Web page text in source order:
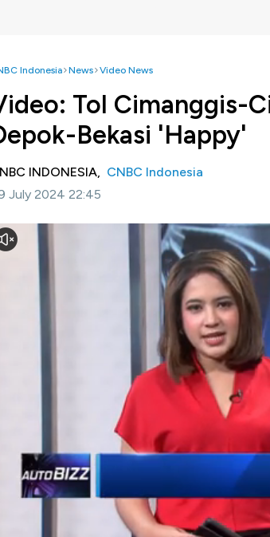
Indonesia News Video News
Tol Cimanggis-
Bekasi 'Happy'
INDONESIA, CNBC Indonesia
July 2024 22:45
CNBC Indonesia -
Kabar baik bagi
Cibitung sudah siap beroprasi.
tanpa tarif mulai pukul 6 pagi.
dalam program Autobizz CNBC
#tol cimanggis cibitung #jalan tol